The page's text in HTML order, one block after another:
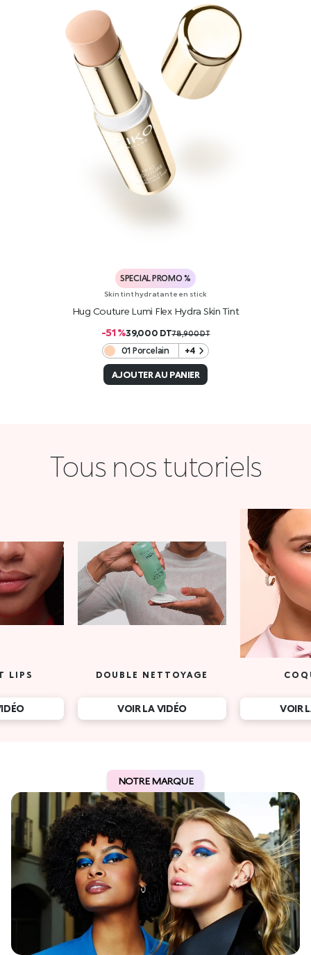
SPECIAL PROMO %
Skin tint hydratante en stick
Hug Couture Lumi Flex Hydra Skin Tint
-51 %39,000 DT78,900DT
01 Porcelain +4
AJOUTER AU PANIER
Tous nos tutoriels
LIPS DOUBLE NETTOYAGE
VOIR LA VIDÉO VOIR
NOTRE MARQUE